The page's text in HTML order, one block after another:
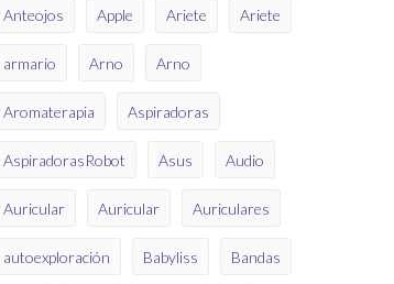
Anteojos Apple Ariete Ariete
armario Arno Arno
Aromaterapia Aspiradoras
AspiradorasRobot Asus Audio
Auricular Auricular Auriculares
autoexploración Babyliss Bandas